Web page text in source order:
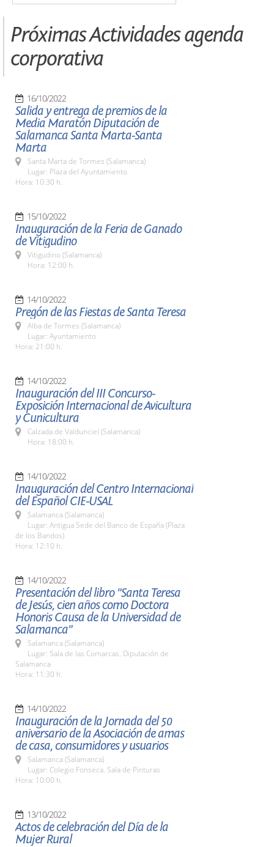
Próximas Actividades agenda
corporativa
16/10/2022
Salida y entrega de premios de la
Media Maratón Diputación de
Salamanca Santa Marta-Santa
Marta
Santa Marta de Tormes (Salamanca)
Lugar: Plaza del Ayuntamiento
Hora: 10:30 h.
15/10/2022
Inauguración de la Feria de Ganado
de Vitigudino
Vitigudino (Salamanca)
Hora: 12:00 h.
14/10/2022
Pregón de las Fiestas de Santa Teresa
Alba de Tormes (Salamanca)
Lugar: Ayuntamiento
Hora: 21:00 h.
14/10/2022
Inauguración del III Concurso-
Exposición Internacional de Avicultura
y Cunicultura
Calzada de Valdunciel (Salamanca)
Hora: 18:00 h.
14/10/2022
Inauguración del Centro Internacional
del Español CIE-USAL
Salamanca (Salamanca)
Lugar: Antigua Sede del Banco de España (Plaza
de los Bandos)
Hora: 12:10 h.
14/10/2022
Presentación del libro "Santa Teresa
de Jesús, cien años como Doctora
Honoris Causa de la Universidad de
Salamanca"
Salamanca (Salamanca)
Lugar: Sala de las Comarcas. Diputación de
Salamanca
Hora: 11:30 h.
14/10/2022
Inauguración de la Jornada del 50
aniversario de la Asociación de amas
de casa, consumidores y usuarios
Salamanca (Salamanca)
Lugar: Colegio Fonseca. Sala de Pinturas
Hora: 10:00 h.
13/10/2022
Actos de celebración del Día de la
Mujer Rural